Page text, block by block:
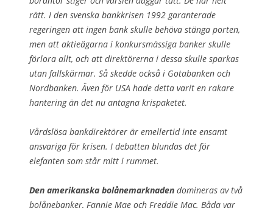
rätt. I den svenska bankkrisen 1992 garanterade
regeringen att ingen bank skulle behöva stänga porten,
men att aktieägarna i konkursmässiga banker skulle
förlora allt, och att direktörerna i dessa skulle sparkas
utan fallskärmar. Så skedde också i Gotabanken och
Nordbanken. Även för USA hade detta varit en rakare
hantering än det nu antagna krispaketet.
Vårdslösa bankdirektörer är emellertid inte ensamt
ansvariga för krisen. I debatten blundas det för
elefanten som står mitt i rummet.
Den amerikanska bolånemarknaden domineras av två
bolånebanker, Fannie Mae och Freddie Mac. Båda var